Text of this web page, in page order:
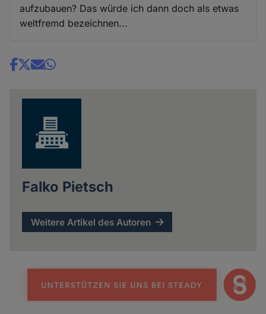
aufzubauen? Das würde ich dann doch als etwas
weltfremd bezeichnen...
Share
Falko Pietsch
Weitere Artikel des Autoren